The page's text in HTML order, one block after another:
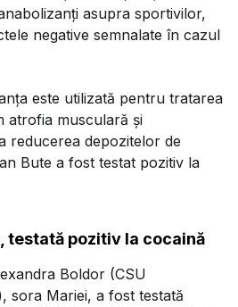
asupra sportivilor,
negative semnalate în cazul
este utilizată pentru tratarea
atrofia musculară şi
reducerea depozitelor de
Bute a fost testat pozitiv la
testată pozitiv la cocaină
Boldor (CSU
sora Mariei, a fost testată